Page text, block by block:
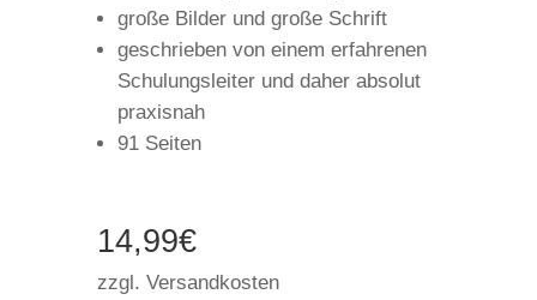
große Bilder und große Schrift
geschrieben von einem erfahrenen
Schulungsleiter und daher absolut
praxisnah
91 Seiten
14,99€
zzgl. Versandkosten